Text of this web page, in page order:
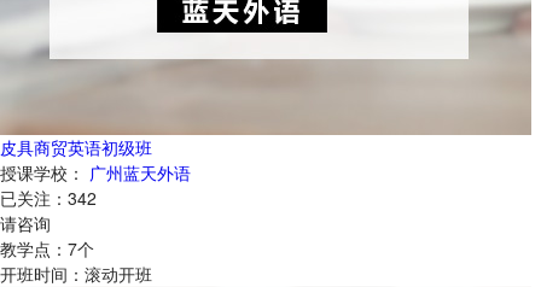
皮具商贸英语初级班
授课学校： 广州蓝天外语
已关注： 342
请咨询
教学点： 7个
开班时间： 滚动开班